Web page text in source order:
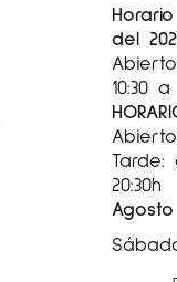
del
10:30
Tarde:
20:30h